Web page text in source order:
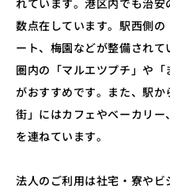
数点在しています。駅西側
ート、梅園などが整備され
圏内の「マルエツプチ」や
がおすすめです。また、駅
街」にはカフェやベーカリ
を連ねています。
法人のご利用は社宅・寮や